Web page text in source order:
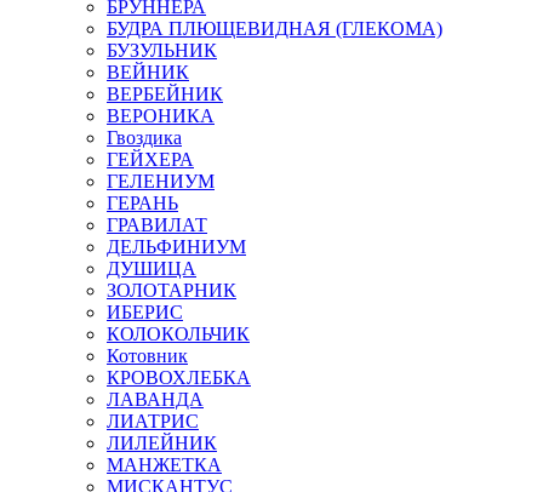
БРУННЕРА
БУДРА ПЛЮЩЕВИДНАЯ (ГЛЕКОМА)
БУЗУЛЬНИК
ВЕЙНИК
ВЕРБЕЙНИК
ВЕРОНИКА
Гвоздика
ГЕЙХЕРА
ГЕЛЕНИУМ
ГЕРАНЬ
ГРАВИЛАТ
ДЕЛЬФИНИУМ
ДУШИЦА
ЗОЛОТАРНИК
ИБЕРИС
КОЛОКОЛЬЧИК
Котовник
КРОВОХЛЕБКА
ЛАВАНДА
ЛИАТРИС
ЛИЛЕЙНИК
МАНЖЕТКА
МИСКАНТУС